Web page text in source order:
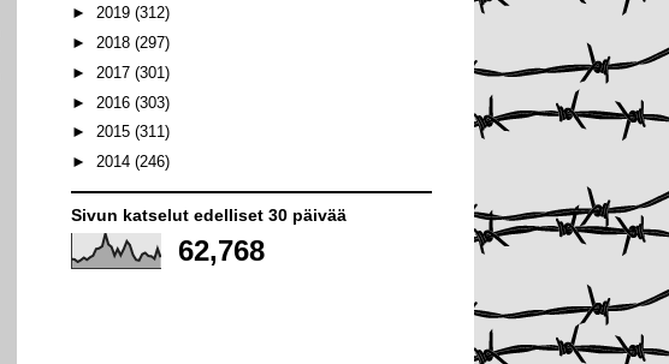
► 2019 (312)
► 2018 (297)
► 2017 (301)
► 2016 (303)
► 2015 (311)
► 2014 (246)
Sivun katselut edelliset 30 päivää
62,768